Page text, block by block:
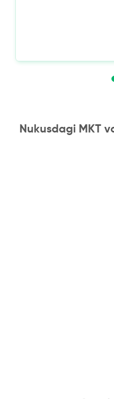
Nukusdagi MKT